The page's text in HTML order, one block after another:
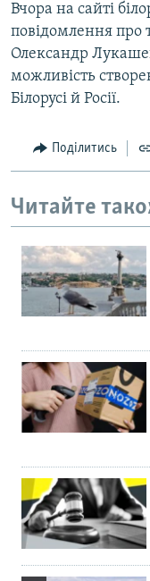
Вчора на сайті
повідомлення про
Олександр
можливість
Білорусі й Росії.
Поділитись
Читайте